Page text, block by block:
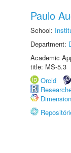
Paulo
School:
Department:
Academic
title: MS-5.3
Orcid